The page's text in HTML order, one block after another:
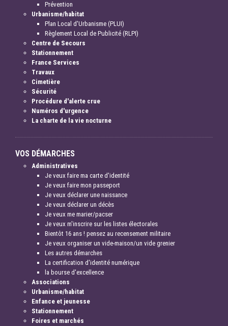
Prévention
Urbanisme/habitat
Plan Local d'Urbanisme (PLUI)
Règlement Local de Publicité (RLPI)
Centre de Secours
Stationnement
France Services
Travaux
Cimetière
Sécurité
Procédure d'alerte crue
Numéros d'urgence
La charte de la vie nocturne
VOS DÉMARCHES
Administratives
Je veux faire ma carte d'identité
Je veux faire mon passeport
Je veux déclarer une naissance
Je veux déclarer un décès
Je veux me marier/pacser
Je veux m'inscrire sur les listes électorales
Bientôt 16 ans ! pensez au recensement militaire
Je veux organiser un vide-maison/un vide grenier
Les autres démarches
La certification d'identité numérique
la bourse d'excellence
Associations
Urbanisme/habitat
Enfance et jeunesse
Stationnement
Foires et marchés